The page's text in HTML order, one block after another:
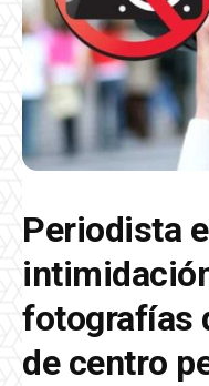
Periodista
fotografías
de centro